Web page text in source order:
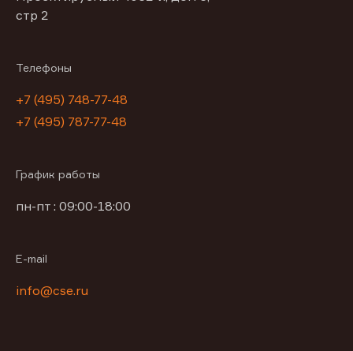
стр 2
Телефоны
+7 (495) 748-77-48
+7 (495) 787-77-48
График работы
пн-пт : 09:00-18:00
E-mail
info@cse.ru